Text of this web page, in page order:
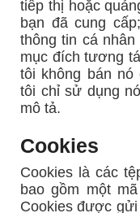
tiếp thị hoặc
bạn đã cung
thông tin cá
mục đích tương
tôi không bán
tôi chỉ sử dụng
mô tả.
Cookies
Cookies là các
bao gồm một
Cookies được